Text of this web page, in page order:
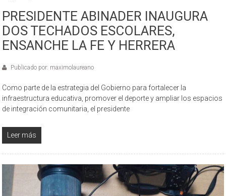
PRESIDENTE ABINADER INAUGURA
DOS TECHADOS ESCOLARES,
ENSANCHE LA FE Y HERRERA
Publicado por: maximolaureano
Como parte de la estrategia del Gobierno para fortalecer la
infraestructura educativa, promover el deporte y ampliar los espacios
de integración comunitaria, el presidente
Leer más